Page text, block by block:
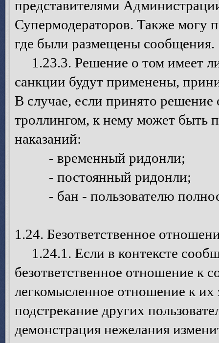
представителями
Супермодераторов. Также могу
где были размещены сообщения.
1.23.3. Решение о том имеет
санкции будут применены,
В случае, если принято решение
троллингом, к нему может быть
наказаний:
- временный ридонли;
- постоянный ридонли;
- бан - пользователю
1.24. Безответственное
1.24.1. Если в контексте
безответственное отношение к
легкомысленное отношение к
подстрекание других
демонстрация нежелания